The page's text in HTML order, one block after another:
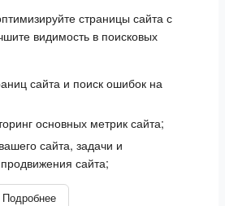
страницы сайта с
видимость в поисковых
сайта и поиск ошибок на
основных метрик сайта;
сайта, задачи и
сайта;
Подробнее